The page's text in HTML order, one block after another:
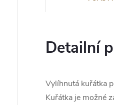
Detailní
Vylíhnutá kuřátka
Kuřátka je možné